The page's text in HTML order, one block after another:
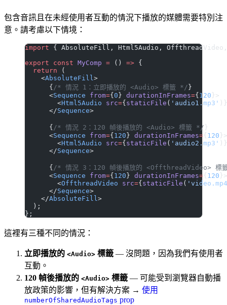
包含音訊且在未經使用者互動的情況下播放的媒體需要特別注
意。請考慮以下情境：
import { AbsoluteFill, Html5Audio,
export const MyComp = () => {
  return
(
    <
AbsoluteFill>
      {
/* 情況 1：立即播放的 <Audio> 標籤 */ }
      <
Sequence from={ 0 } durationInFrames={ 120 }>
        <
Html5Audio src={ staticFile ( 'audio1.mp3'
      </
Sequence>
      {
/* 情況 2：120 幀後播放的 <Audio> 標籤 */ }
      <
Sequence from={ 120 } durationInFrames={ 120 }>
        <
Html5Audio src={ staticFile ( 'audio2.mp3'
      </
Sequence>
      {
/* 情況 3：120 幀後播放的 <OffthreadVideo> 標
      <
Sequence from={ 120 } durationInFrames={ 120 }>
        <
OffthreadVideo src={ staticFile (
      </
Sequence>
    </
AbsoluteFill>
  );
};
這裡有三種不同的情況：
立即播放的 <Audio> 標籤 — 沒問題，因為我們有使用者
互動。
120 幀後播放的 <Audio> 標籤 — 可能受到瀏覽器自動播
放政策的影響，但有解決方案 → 使用
numberOfSharedAudioTags prop